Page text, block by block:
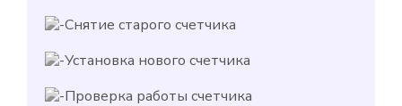
Снятие старого счетчика
Установка нового счетчика
Проверка работы счетчика